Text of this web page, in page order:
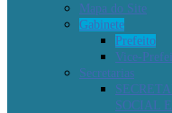
Mapa do Site
Gabinete
Prefeito
Vice-
Secretarias
SOCIAL